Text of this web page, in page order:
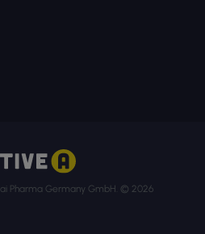
Pharma Germany GmbH. © 2026